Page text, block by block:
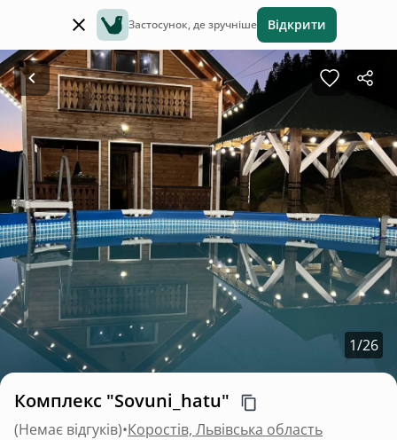
Застосунок, де зручніше Відкрити
1/26
Комплекс "Sovuni_hatu"
(Немає відгуків)•Коростів, Львівська область